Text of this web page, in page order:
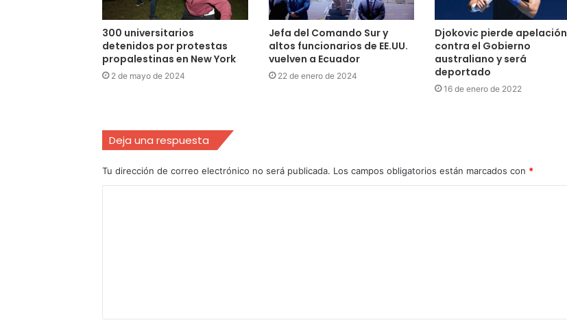
300 universitarios
detenidos por protestas
propalestinas en New York
2 de mayo de 2024
Jefa del Comando Sur y
altos funcionarios de EE.UU.
vuelven a Ecuador
22 de enero de 2024
Djokovic pierde apelación
contra el Gobierno
australiano y será
deportado
16 de enero de 2022
Deja una respuesta
Tu dirección de correo electrónico no será publicada. Los campos obligatorios están marcados con *